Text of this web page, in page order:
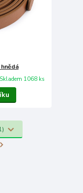
Skladem 1068 ks